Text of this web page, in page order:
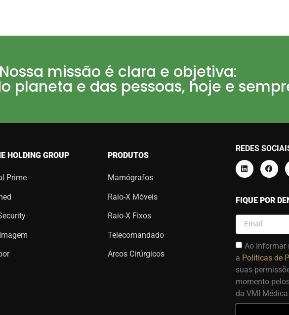
Nossa missão é clara e objetiva:
planeta e das pessoas, hoje e
HOLDING GROUP
Prime
PRODUTOS
Mamógrafos
Raio-X Móveis
Raio-X Fixos
Telecomandado
Arcos Cirúrgicos
REDES
FIQUE POR
Ao informar
a Políticas de
suas
momento
da VMI Médica